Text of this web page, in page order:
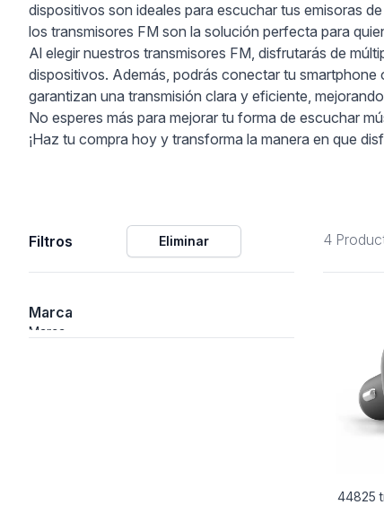
dispositivos son ideales para escuchar tus emisoras
los transmisores FM son la solución perfecta para
Al elegir nuestros transmisores FM, disfrutarás de
dispositivos. Además, podrás conectar tu
garantizan una transmisión clara y eficiente,
No esperes más para mejorar tu forma de escuchar
¡Haz tu compra hoy y transforma la manera en que
Filtros Eliminar
Marca
Marca
4
44825